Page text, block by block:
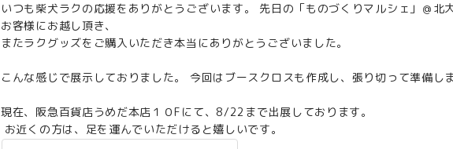
いつも柴犬ラクの応援をありがとうございます。 先日の「ものづくりマルシェ」＠北
お客様にお越し頂き、
またラクグッズをご購入いただき本当にありがとうございました。
こんな感じで展示しておりました。 今回はブースクロスも作成し、張り切って準備し
現在、阪急百貨店うめだ本店１０Fにて、8/22まで出展しております。
お近くの方は、足を運んでいただけると嬉しいです。